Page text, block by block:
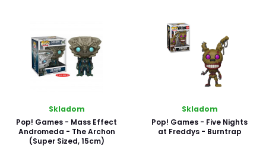
Skladom
Pop! Games - Mass Effect
Andromeda - The Archon
(Super Sized, 15cm)
Skladom
Pop! Games - Five Nights
at Freddys - Burntrap